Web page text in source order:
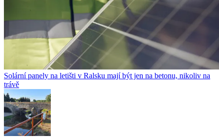
Solární panely na letišti v Ralsku mají být jen na betonu, nikoliv na
trávě